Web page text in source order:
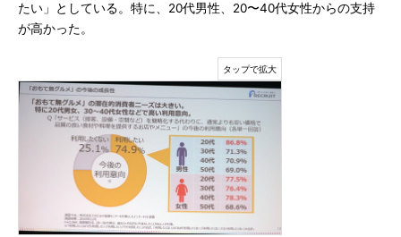
たい」としている。特に、20代男性、20〜40代女性からの支持
が高かった。